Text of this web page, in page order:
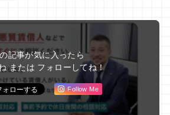
記事が気に入ったら
または フォローしてね！
Follow Me